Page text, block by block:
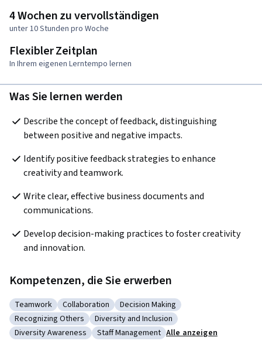
4 Wochen zu vervollständigen
unter 10 Stunden pro Woche
Flexibler Zeitplan
In Ihrem eigenen Lerntempo lernen
Was Sie lernen werden
Describe the concept of feedback, distinguishing
between positive and negative impacts.
Identify positive feedback strategies to enhance
creativity and teamwork.
Write clear, effective business documents and
communications.
Develop decision-making practices to foster creativity
and innovation.
Kompetenzen, die Sie erwerben
Kategorie: Teamwork
Teamwork Kategorie: Collaboration
Collaboration Kategorie: Decision Making
Decision Making
Kategorie: Recognizing Others
Recognizing Others Kategorie: Diversity and Inclusion
Diversity and Inclusion
Kategorie: Diversity Awareness
Diversity Awareness Kategorie: Staff Management
Staff Management Alle anzeigen